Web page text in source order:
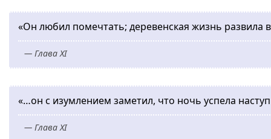
«Он любил помечтать; деревенская жизнь развила
— Глава XI
«…он с изумлением заметил, что ночь успела
— Глава XI